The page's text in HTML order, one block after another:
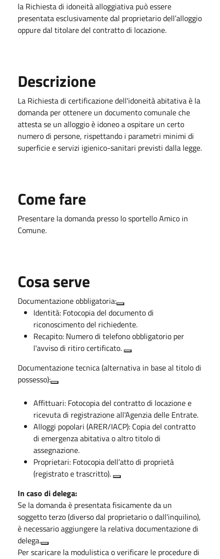
la Richiesta di idoneità alloggiativa può essere
presentata esclusivamente dal proprietario dell’alloggio
oppure dal titolare del contratto di locazione.
Descrizione
La Richiesta di certificazione dell'idoneità abitativa è la
domanda per ottenere un documento comunale che
attesta se un alloggio è idoneo a ospitare un certo
numero di persone, rispettando i parametri minimi di
superficie e servizi igienico-sanitari previsti dalla legge.
Come fare
Presentare la domanda presso lo sportello Amico in
Comune.
Cosa serve
Documentazione obbligatoria:
Identità: Fotocopia del documento di
riconoscimento del richiedente.
Recapito: Numero di telefono obbligatorio per
l'avviso di ritiro certificato.
Documentazione tecnica (alternativa in base al titolo di
possesso):
Affittuari: Fotocopia del contratto di locazione e
ricevuta di registrazione all'Agenzia delle Entrate.
Alloggi popolari (ARER/IACP): Copia del contratto
di emergenza abitativa o altro titolo di
assegnazione.
Proprietari: Fotocopia dell’atto di proprietà
(registrato e trascritto).
In caso di delega:
Se la domanda è presentata fisicamente da un
soggetto terzo (diverso dal proprietario o dall'inquilino),
è necessario aggiungere la relativa documentazione di
delega.
Per scaricare la modulistica o verificare le procedure di